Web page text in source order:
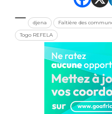
djena Faîtière des
Togo REFELA